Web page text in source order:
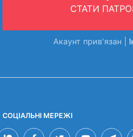
СТАТИ
Акаунт прив'язан |
СОЦІАЛЬНІ МЕРЕЖІ